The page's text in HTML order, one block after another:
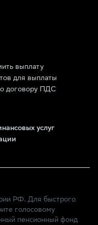
выплату
для выплаты
договору ПДС
услуг
РФ. Для быстрого
голосовому
пенсионный фонд